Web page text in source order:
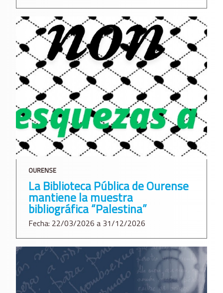
OURENSE
La Biblioteca Pública de Ourense
mantiene la muestra
bibliográfica “Palestina”
Fecha: 22/03/2026 a 31/12/2026